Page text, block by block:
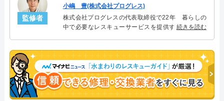
監修者
小嶋 豊(株式会社プログレス)
株式会社プログレスの代表取締役で22年 暮らしの
中で必要なレスキューサービスを提供する株式会社
決。多くのお客様に信頼される「給湯器」のスペシ
ャリスト。
続きを読む